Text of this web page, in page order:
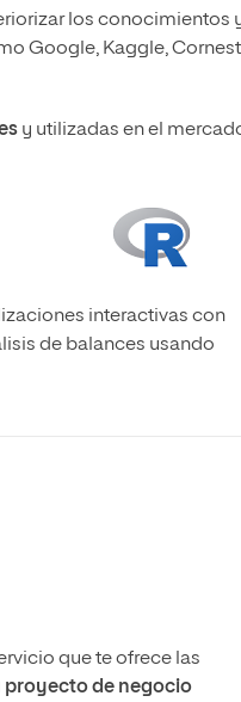
los conocimientos
Google, Kaggle,
y utilizadas en el
interactivas con
de balances usando
que te ofrece las
proyecto de negocio